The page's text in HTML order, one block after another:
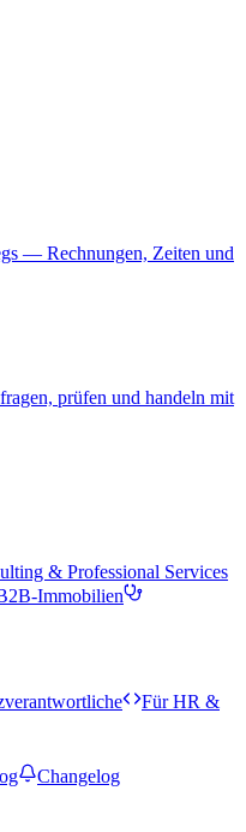
— Rechnungen, Zeiten und
prüfen und handeln mit
& Professional Services
Immobilien
Für HR &
Changelog